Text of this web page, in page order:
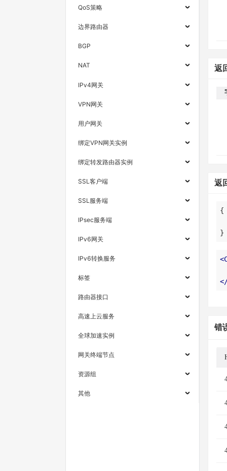
QoS策略
边界路由器
BGP
NAT
IPv4网关
VPN网关
用户网关
绑定VPN网关实例
绑定转发路由器实例
SSL客户端
SSL服务端
IPsec服务端
IPv6网关
IPv6转换服务
标签
路由器接口
高速上云服务
全球加速实例
网关终端节点
资源组
其他
返
返
}
<
错